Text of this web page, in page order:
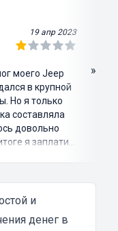
19 апр 2023
моего Jeep
в крупной
Но я только
составляла
довольно
я заплатил
и усилий.
все, что я
»
и
денег в